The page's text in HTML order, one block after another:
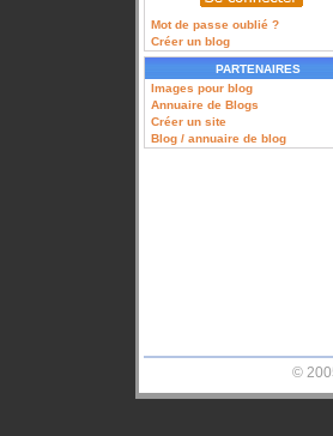
Mot de passe oublié ?
Créer un blog
PARTENAIRES
Images pour blog
Annuaire de Blogs
Créer un site
Blog / annuaire de blog
©